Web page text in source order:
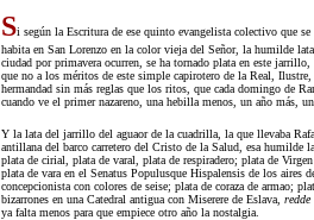
Si según la Escritura de ese quinto evangelista colectivo que
habita en San Lorenzo en la color vieja del Señor, la humilde
ciudad por primavera ocurren, se ha tornado plata en este
que no a los méritos de este simple capirotero de la Real,
hermandad sin más reglas que los ritos, que cada domingo de
cuando ve el primer nazareno, una hebilla menos, un año más,
Y la lata del jarrillo del aguaor de la cuadrilla, la que llevaba
antillana del barco carretero del Cristo de la Salud, esa humilde
plata de cirial, plata de varal, plata de respiradero; plata de
plata de vara en el Senatus Populusque Hispalensis de los aires
concepcionista con colores de seise; plata de coraza de armao;
bizarrones en una Catedral antigua con Miserere de Eslava,
ya falta menos para que empiece otro año la nostalgia.